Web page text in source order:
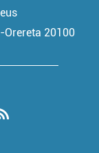
Orereta 20100